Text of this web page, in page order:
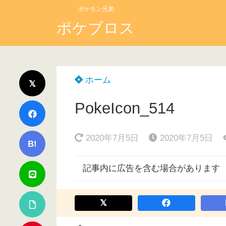
ポケモン兄弟
ポケブロス
B!
ホーム
PokeIcon_514
2020年7月5日 2020年7月5日
記事内に広告を含む場合があります